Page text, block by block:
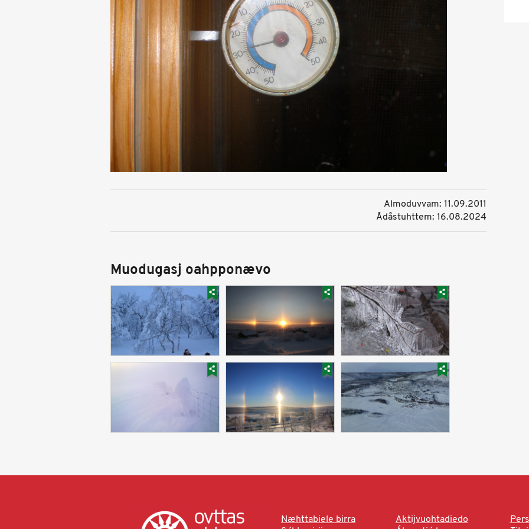
Almoduvvam: 11.09.2011
Ådåstuhttem: 16.08.2024
Muodugasj oahpponævo
Næhttabiele birra Aktijvuohtadiedo